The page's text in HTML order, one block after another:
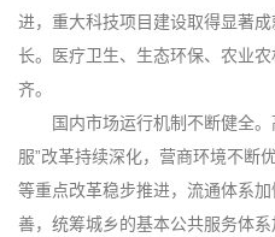
进，重大科技项目建设取得显著
长。医疗卫生、生态环保、农业
齐。
国内市场运行机制不断健全
服”改革持续深化，营商环境不断
等重点改革稳步推进，流通体系
善，统筹城乡的基本公共服务体